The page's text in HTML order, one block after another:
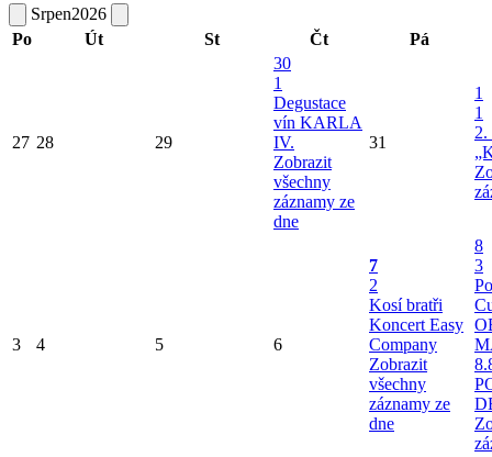
Srpen2026
Po
Út St Čt Pá
27 28 29
30
1
Degustace
vín KARLA
IV.
Zobrazit
všechny
záznamy ze
dne
31
1
1
2.
3 4 5 6
7
2
Kosí bratři
Koncert Easy
Company
Zobrazit
všechny
záznamy ze
dne
8
3